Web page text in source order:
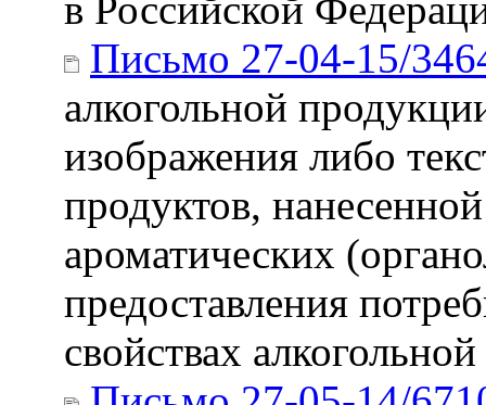
Письмо 27-04-15/
алкогольной
изображения либо
продуктов,
ароматических
предоставления
свойствах